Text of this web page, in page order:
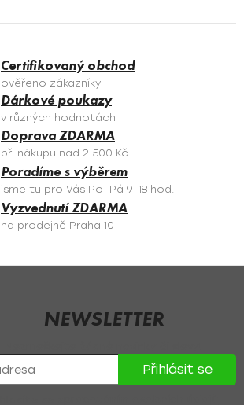
á
c
í
p
r
v
k
y
v
ý
p
s
Certifikovaný obchod
ověřeno zákazníky
Dárkové poukazy
v různých hodnotách
Doprava ZDARMA
při nákupu nad 2 500 Kč
Poradíme s výběrem
jsme tu pro Vás Po–Pá 9–18 hod.
Vyzvednutí ZDARMA
na prodejně Praha 10
NEWSLETTER
Přihlásit se